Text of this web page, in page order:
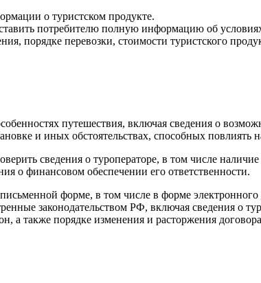
о туристском продукте.
потребителю полную информацию об
порядке перевозки, стоимости туристского
путешествия, включая сведения о
и иных обстоятельствах, способных повлиять
сведения о туроператоре, в том числе
о финансовом обеспечении его ответственности.
форме, в том числе в форме
законодательством РФ, включая сведения о
а также порядке изменения и расторжения